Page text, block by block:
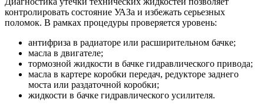
контролировать состояние УАЗа и избежать серьезных
поломок. В рамках процедуры проверяется уровень:
антифриза в радиаторе или расширительном бачке;
масла в двигателе;
тормозной жидкости в бачке гидравлического привода;
масла в картере коробки передач, редукторе заднего
моста или раздаточной коробки;
жидкости в бачке гидравлического усилителя.